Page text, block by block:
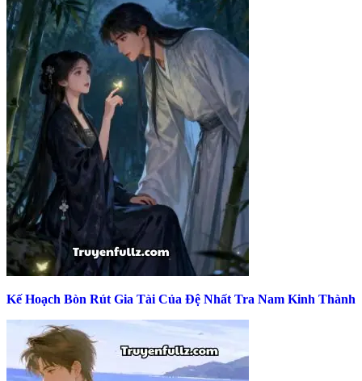
Kế Hoạch Bòn Rút Gia Tài Của Đệ Nhất Tra Nam Kinh Thành